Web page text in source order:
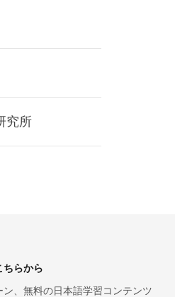
究所
ちらから
、無料の日本語学習コンテンツ